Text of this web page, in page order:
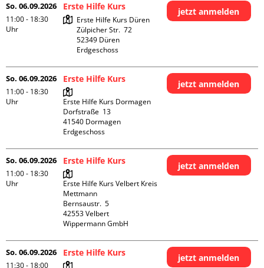
So. 06.09.2026
11:00 - 18:30
Uhr
Erste Hilfe Kurs
Erste Hilfe Kurs Düren
Zülpicher Str.  72
52349 Düren
Erdgeschoss
jetzt anmelden
So. 06.09.2026
11:00 - 18:30
Uhr
Erste Hilfe Kurs
Erste Hilfe Kurs Dormagen
Dorfstraße  13
41540 Dormagen
Erdgeschoss
jetzt anmelden
So. 06.09.2026
11:00 - 18:30
Uhr
Erste Hilfe Kurs
Erste Hilfe Kurs Velbert Kreis
Mettmann
Bernsaustr.  5
42553 Velbert
Wippermann GmbH
jetzt anmelden
So. 06.09.2026
11:30 - 18:00
Erste Hilfe Kurs jetzt anmelden